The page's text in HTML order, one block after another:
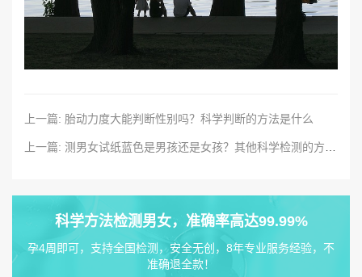
上一篇: 胎动力度大能判断性别吗？科学判断的方法是什么
上一篇: 测男女试纸蓝色是男孩还是女孩？其他科学检测的方法有哪些
科学方法检测男女，准确率高达99.99%
孕4周即可，支持全国检测，安全无创，8年专业服务经验，不
准确退全款！